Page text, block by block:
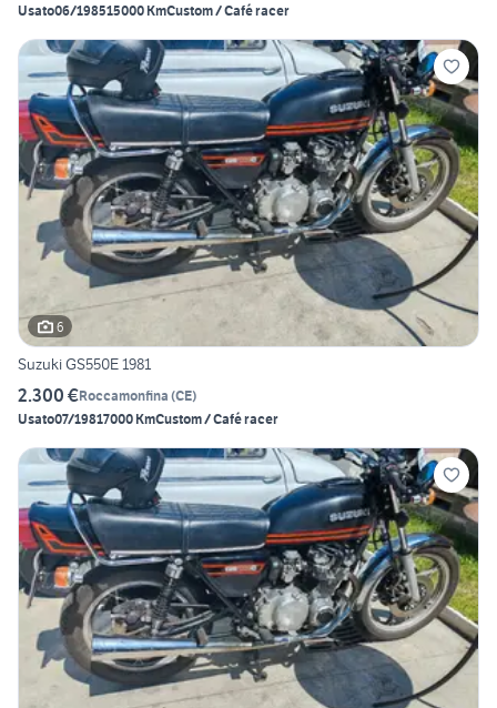
Usato06/198515000 KmCustom / Café racer
6
Suzuki GS550E 1981
2.300 €Roccamonfina (CE)
Usato07/19817000 KmCustom / Café racer